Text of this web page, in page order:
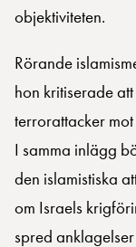
objektiviteten.
Rörande
hon kritiserade
terrorattacker mot
I samma inlägg
den islamistiska
om Israels
spred